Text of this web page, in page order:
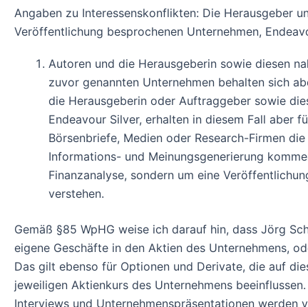
Angaben zu Interessenskonflikten: Die Herausgeber
Veröffentlichung besprochenen Unternehmen,
Autoren und die Herausgeberin sowie diesen
zuvor genannten Unternehmen behalten sich
die Herausgeberin oder Auftraggeber sowie
Endeavour Silver, erhalten in diesem Fall aber
Börsenbriefe, Medien oder Research-Firmen
Informations- und Meinungsgenerierung
Finanzanalyse, sondern um eine
verstehen.
Gemäß §85 WpHG weise ich darauf hin, dass Jörg
eigene Geschäfte in den Aktien des Unternehmens,
Das gilt ebenso für Optionen und Derivate, die auf
jeweiligen Aktienkurs des Unternehmens
Interviews und Unternehmenspräsentationen